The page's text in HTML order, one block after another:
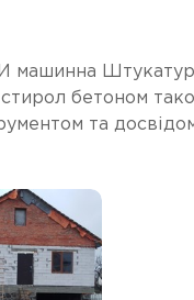
машинна
бетоном
та